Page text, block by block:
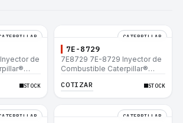
de
STOCK
CATERPILLAR
7E-8729
7E8729 7E-8729 Inyector de
Combustible Caterpillar®
IT14B 910E
COTIZAR STOCK
CATERPILLAR